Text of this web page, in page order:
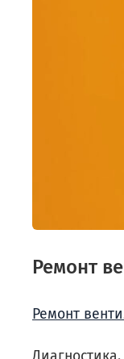
Ремонт
Ремонт